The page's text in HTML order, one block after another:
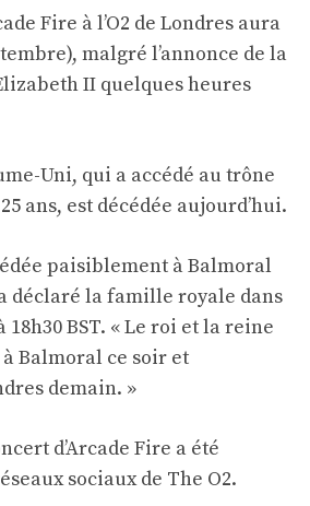
Fire à l’O2 de Londres aura
malgré l’annonce de la
II quelques heures
Uni, qui a accédé au trône
25 ans, est décédée aujourd’hui.
paisiblement à Balmoral
déclaré la famille royale dans
BST. « Le roi et la reine
Balmoral ce soir et
demain. »
d’Arcade Fire a été
sociaux de The O2.